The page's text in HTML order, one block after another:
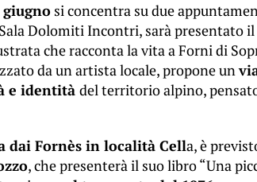
giugno si concentra su due
Dolomiti Incontri, sarà presentato il
che racconta la vita a Forni di
da un artista locale, propone un
e identità del territorio alpino,
dai Fornès in località Cella, è
, che presenterà il suo libro “Una